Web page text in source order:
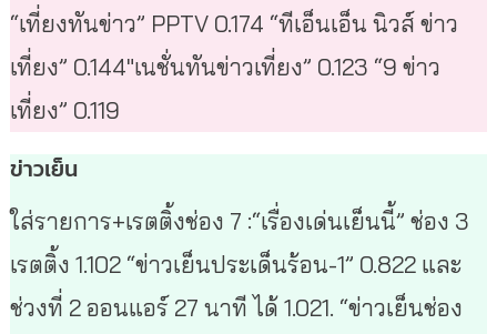
“เที่ยงทันข่าว” PPTV 0.174 “ทีเอ็นเอ็น นิวส์ ข่าว
เที่ยง” 0.144″เนชั่นทันข่าวเที่ยง” 0.123 “9 ข่าว
เที่ยง” 0.119
ข่าวเย็น
ใส่รายการ+เรตติ้งช่อง 7 :“เรื่องเด่นเย็นนี้” ช่อง 3
เรตติ้ง 1.102 “ข่าวเย็นประเด็นร้อน-1” 0.822 และ
ช่วงที่ 2 ออนแอร์ 27 นาที ได้ 1.021. “ข่าวเย็นช่อง